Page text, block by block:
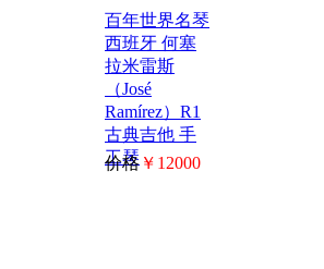
百年世界名琴
西班牙 何塞
拉米雷斯
（José
Ramírez）R1
古典吉他 手
工琴
价格 ￥12000